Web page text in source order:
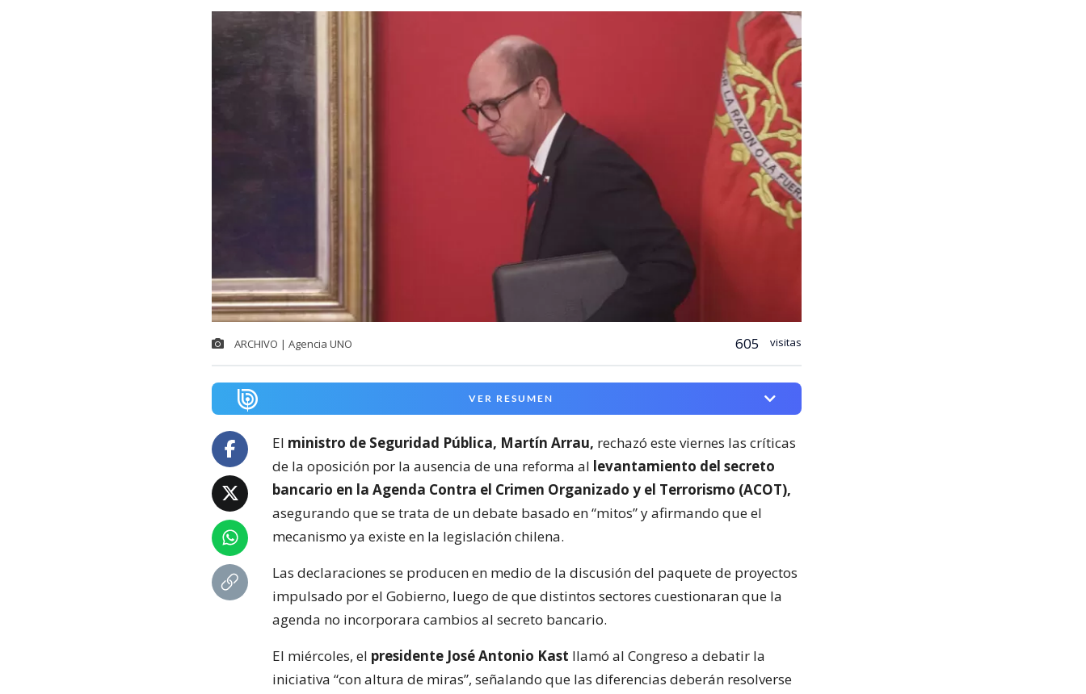
ARCHIVO | Agencia UNO 605 visitas
VER RESUMEN
El ministro de Seguridad Pública, Martín Arrau, rechazó este viernes las críticas
de la oposición por la ausencia de una reforma al levantamiento del secreto
bancario en la Agenda Contra el Crimen Organizado y el Terrorismo (ACOT),
asegurando que se trata de un debate basado en “mitos” y afirmando que el
mecanismo ya existe en la legislación chilena.
Las declaraciones se producen en medio de la discusión del paquete de proyectos
impulsado por el Gobierno, luego de que distintos sectores cuestionaran que la
agenda no incorporara cambios al secreto bancario.
El miércoles, el presidente José Antonio Kast llamó al Congreso a debatir la
iniciativa “con altura de miras”, señalando que las diferencias deberán resolverse